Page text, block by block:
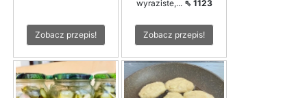
Zobacz przepis!
wyraziste,... ⇖ 1123
Zobacz przepis!